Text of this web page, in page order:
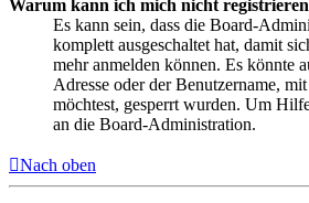
Warum kann ich mich nicht
Es kann sein, dass die Board-
komplett ausgeschaltet hat, damit
mehr anmelden können. Es könnte
Adresse oder der Benutzername,
möchtest, gesperrt wurden. Um
an die Board-Administration.
Nach oben